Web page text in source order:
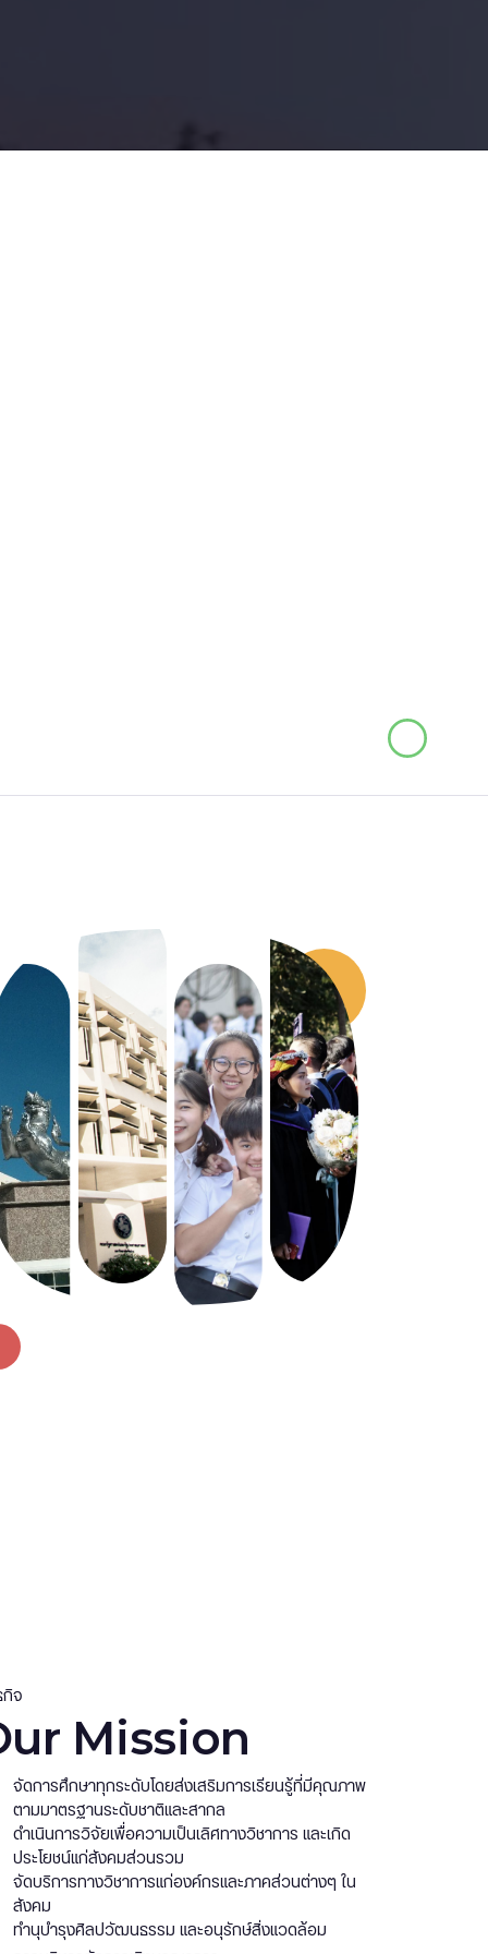
จ Mission
จัดการศึกษาทุกระดับโดยส่งเสริมการเรียนรู้ที่มีคุณภาพ
ตามมาตรฐานระดับชาติและสากล
ดำเนินการวิจัยเพื่อความเป็นเลิศทางวิชาการ และเกิด
ประโยชน์แก่สังคมส่วนรวม
จัดบริการทางวิชาการแก่องค์กรและภาคส่วนต่างๆ ใน
สังคม
ทำนุบำรุงศิลปวัฒนธรรม และอนุรักษ์สิ่งแวดล้อม